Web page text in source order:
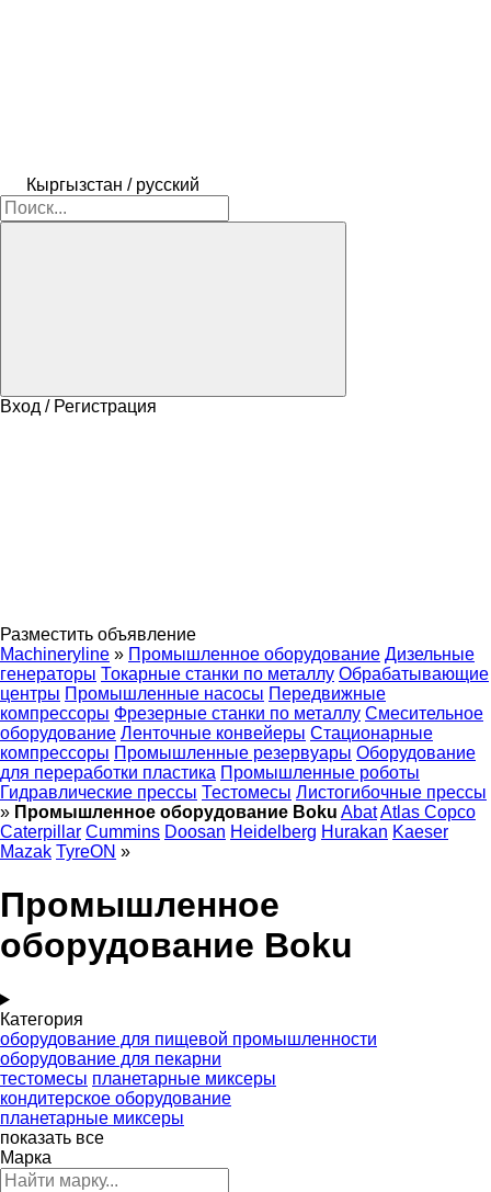
Кыргызстан / русский
Вход / Регистрация
Разместить объявление
Machineryline » Промышленное оборудование Дизельные
генераторы Токарные станки по металлу Обрабатывающие
центры Промышленные насосы Передвижные
компрессоры Фрезерные станки по металлу Смесительное
оборудование Ленточные конвейеры Стационарные
компрессоры Промышленные резервуары Оборудование
для переработки пластика Промышленные роботы
Гидравлические прессы Тестомесы Листогибочные прессы
» Промышленное оборудование Boku AbatAtlas Copco
Caterpillar Cummins Doosan Heidelberg Hurakan Kaeser
Mazak TyreON »
Промышленное
оборудование Boku
Категория
оборудование для пищевой промышленности
оборудование для пекарни
тестомесы планетарные миксеры
кондитерское оборудование
планетарные миксеры
показать все
Марка